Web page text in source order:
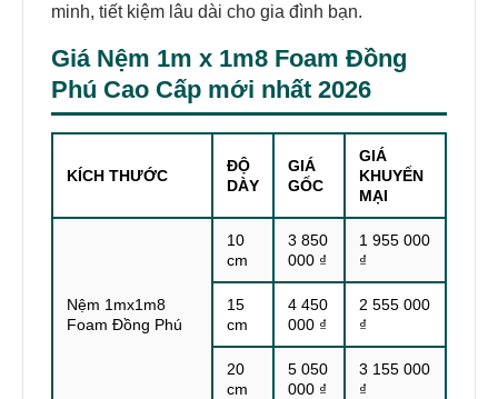
minh, tiết kiệm lâu dài cho gia đình bạn.
Giá Nệm 1m x 1m8 Foam Đồng
Phú Cao Cấp mới nhất 2026
KÍCH THƯỚC
ĐỘ
DÀY
GIÁ
GỐC
GIÁ
KHUYẾN
MẠI
Nệm 1mx1m8
Foam Đồng Phú
10
cm
3 850
000 ₫
1 955 000
₫
15
cm
4 450
000 ₫
2 555 000
₫
20
cm
5 050
000 ₫
3 155 000
₫